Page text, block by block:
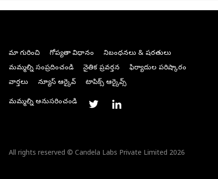
మా గురించి గోప్యతా విధానం
నిబంధనలు & షరతులు
మమ్మల్ని సంప్రదించండి
నైతిక ప్రవర్తన
ఫిర్యాదుల పరిష్కారం
వార్తలు
న్యూస్ ఆర్కైవ్ టాపిక్స్ ఆర్కైవ్స్
మమ్మల్ని అనుసరించండి
All rights reserved © Candela Labs Private Limited 2026